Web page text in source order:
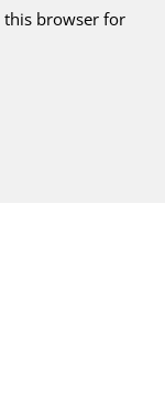
this browser for